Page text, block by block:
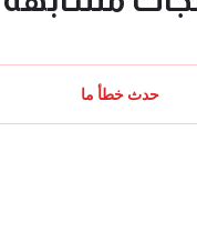
حدث خطأ ما